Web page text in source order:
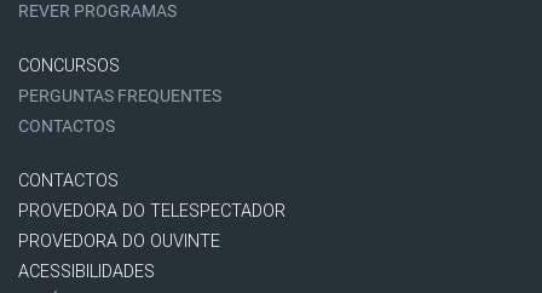
REVER PROGRAMAS
CONCURSOS
PERGUNTAS FREQUENTES
CONTACTOS
CONTACTOS
PROVEDORA DO TELESPECTADOR
PROVEDORA DO OUVINTE
ACESSIBILIDADES